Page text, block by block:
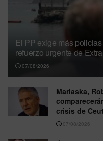
El PP exige más
refuerzo urgente de
07/08/2026
Marlaska,
crisis de
07/08/2026